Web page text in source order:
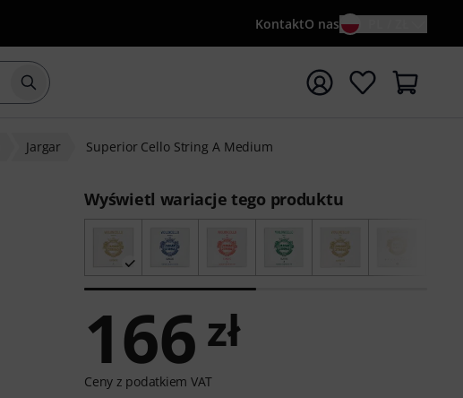
KontaktO nas
Rozpocznij wyszukiwanie od słowa kluczowego {searchTerm}
Jargar Superior Cello String A Medium
Wyświetl wariacje tego produktu
166 zł
Ceny z podatkiem VAT